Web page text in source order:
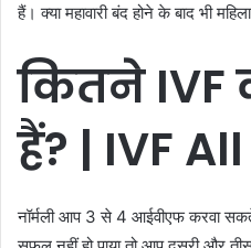
हैं। क्या महावारी बंद होने के बाद भी
कितने IVF
हैं? | IVF
नॉर्मली आप 3 से 4 आईवीएफ करवा